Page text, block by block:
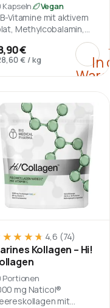
+ K2 MK-7 5000
Kapseln Vegan
B-Vitamine mit aktivem
Methylcobalamin,
€
€ /kg In
:B-
4,6 (74)
Kollagen – Hi!
Portionen
mg Naticol®
mit